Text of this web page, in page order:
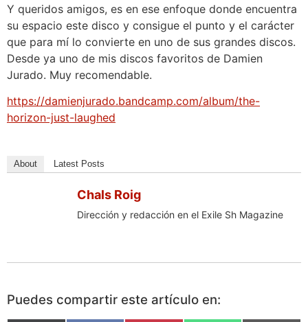
Y queridos amigos, es en ese enfoque donde encuentra
su espacio este disco y consigue el punto y el carácter
que para mí lo convierte en uno de sus grandes discos.
Desde ya uno de mis discos favoritos de Damien
Jurado. Muy recomendable.
https://damienjurado.bandcamp.com/album/the-
horizon-just-laughed
About Latest Posts
Chals Roig
Dirección y redacción en el Exile Sh Magazine
Puedes compartir este artículo en: